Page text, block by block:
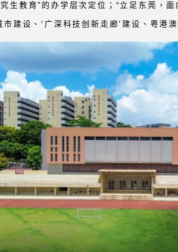
生教育”的办学层次定位；“立足东莞，
市建设、‘广深科技创新走廊’建设、粤港